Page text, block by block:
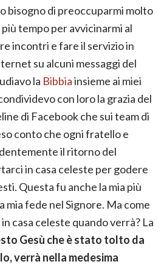
bisogno di preoccuparmi molto
tempo per avvicinarmi al
incontri e fare il servizio in
su alcuni messaggi del
la Bibbiainsieme ai miei
con loro la grazia del
di Facebook che sui team di
conto che ogni fratello e
il ritorno del
in casa celeste per godere
Questa fu anche la mia più
mia fede nel Signore. Ma come
casa celeste quando verrà? La
Gesù che è stato tolto da
verrà nella medesima